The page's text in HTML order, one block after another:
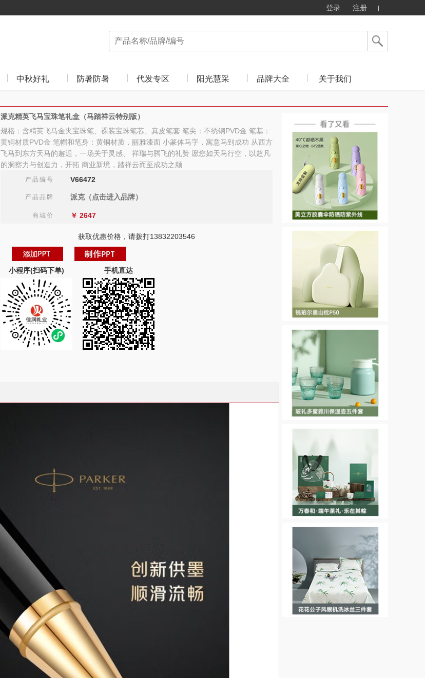
登录 注册
中秋好礼 防暑防暑 代发专区 阳光慧采 品牌大全 关于我们
派克精英飞马宝珠笔礼盒（马踏祥云特别版）
规格：含精英飞马金夹宝珠笔、裸装宝珠笔芯、真皮笔套 笔尖：不绣钢PVD金 笔基：
黄铜材质PVD金 笔帽和笔身：黄铜材质，丽雅漆面 小篆体马字，寓意马到成功 从西方
飞马到东方天马的邂逅，一场关于灵感、 祥瑞与腾飞的礼赞 愿您如天马行空，以超凡
的洞察力与创造力，开拓 商业新境，踏祥云而至成功之颠
产品编号 V66472
产品品牌 派克（点击进入品牌）
商城价 ￥ 2647
获取优惠价格，请拨打13832203546
小程序(扫码下单) 手机直达